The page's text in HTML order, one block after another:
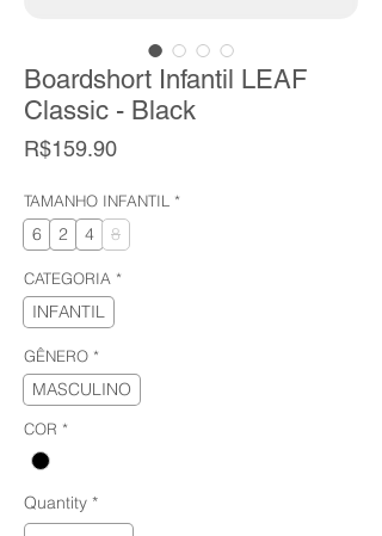
Boardshort Infantil LEAF
Classic - Black
R$159.90Price
TAMANHO INFANTIL *
6 2 4 8
CATEGORIA *
INFANTIL
GÊNERO *
MASCULINO
COR *
Quantity *